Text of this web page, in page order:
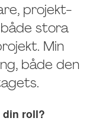
projekt-
stora
Min
både den
din roll?